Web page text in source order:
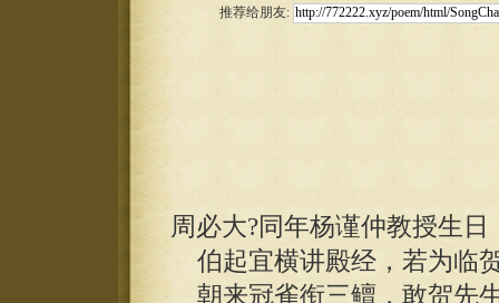
推荐给朋友:
周必大?同年杨谨仲教授生日
伯起宜横讲殿经，若为临
朝来冠雀衔三鳣，敢贺先